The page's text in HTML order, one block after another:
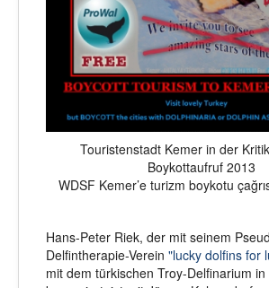
Touristenstadt Kemer in der
Boykottaufruf 2013
WDSF Kemer’e turizm boykotu
Hans-Peter Riek, der mit seinem
Delfintherapie-Verein "lucky dolfins for
mit dem türkischen Troy-Delfinarium